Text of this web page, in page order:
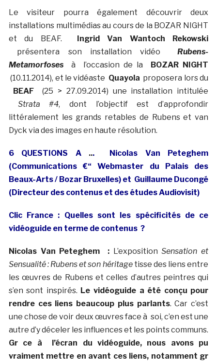
Le visiteur pourra également découvrir deux
installations multimédias au cours de la BOZAR NIGHT
et du BEAF.
Ingrid Van Wantoch Rekowski
présentera son installation vidéoRubens-
Metamorfoses à l’occasion de la
BOZAR NIGHT
(10.11.2014), et le vidéaste Quayola proposera lors du
BEAF(25 > 27.09.2014) une installation intitulée
Strata #4, dont l’objectif est d’approfondir
littéralement les grands retables de Rubens et van
Dyck via des images en haute résolution.
6 QUESTIONS A ...
Nicolas Van Peteghem
(Communications €“ Webmaster du Palais des
Beaux-Arts / Bozar Bruxelles) et Guillaume Ducongé
(Directeur des contenus et des études Audiovisit)
Clic France : Quelles sont les spécificités de ce
vidéoguide en terme de contenus ?
Nicolas Van Peteghem : L’expositionSensation et
Sensualité : Rubens et son héritagetisse des liens entre
les œuvres de Rubens et celles d’autres peintres qui
s’en sont inspirés. Le vidéoguide a été conçu pour
rendre ces liens beaucoup plus parlants. Car c’est
une chose de voir deux œuvres face à soi, c’en est une
autre d’y déceler les influences et les points communs.
Gr ce à l’écran du vidéoguide, nous avons pu
vraiment mettre en avant ces liens, notamment gr